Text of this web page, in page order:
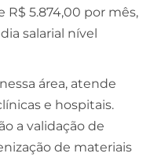
5.874,00 por mês,
salarial nível
área, atende
e hospitais.
a validação de
de materiais